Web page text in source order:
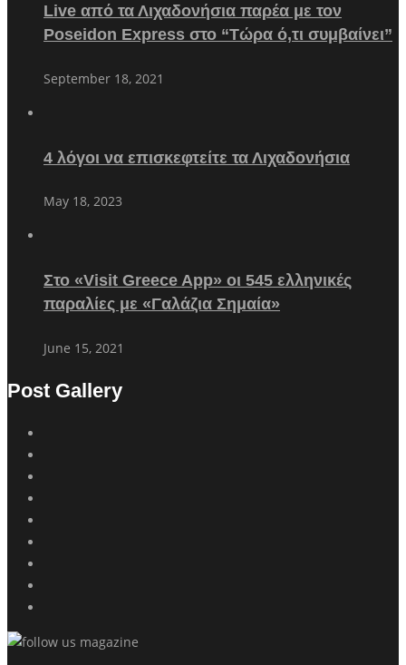
Live από τα Λιχαδονήσια παρέα με τον
Poseidon Express στο “Τώρα ό,τι συμβαίνει”
September 18, 2021
4 λόγοι να επισκεφτείτε τα Λιχαδονήσια
May 18, 2023
Στο «Visit Greece App» οι 545 ελληνικές
παραλίες με «Γαλάζια Σημαία»
June 15, 2021
Post Gallery